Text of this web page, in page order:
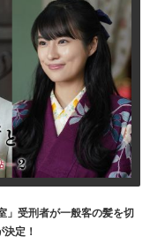
」受刑者が一般客の髪を切
定！